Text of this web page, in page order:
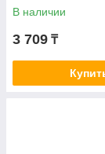
В наличии
3 709 ₸